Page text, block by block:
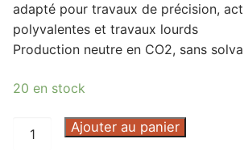
adapté pour travaux de précision,
polyvalentes et travaux lourds
Production neutre en CO2, sans
20 en stock
quantité
Ajouter au panier